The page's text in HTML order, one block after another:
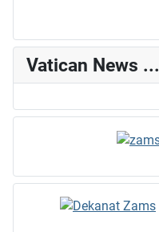
Vatican News ...